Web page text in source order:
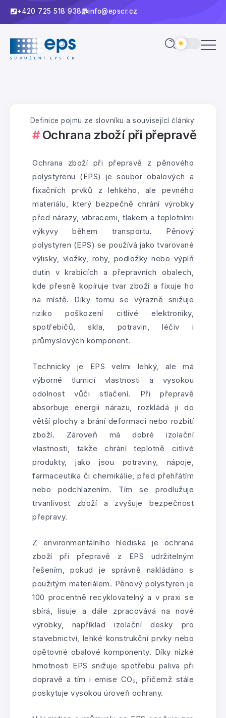
+420 725 518 938 info@epscr.cz
Definice pojmu ze slovníku a související články:
Ochrana zboží při přepravě
Ochrana zboží při přepravě z pěnového
polystyrenu (EPS) je soubor obalových a
fixačních prvků z lehkého, ale pevného
materiálu, který bezpečně chrání výrobky
před nárazy, vibracemi, tlakem a teplotními
výkyvy během transportu. Pěnový
polystyren (EPS) se používá jako tvarované
výlisky, vložky, rohy, podložky nebo výplň
dutin v krabicích a přepravních obalech,
kde přesně kopíruje tvar zboží a fixuje ho
na místě. Díky tomu se výrazně snižuje
riziko poškození citlivé elektroniky,
spotřebičů, skla, potravin, léčiv i
průmyslových komponent.
Technicky je EPS velmi lehký, ale má
výborné tlumicí vlastnosti a vysokou
odolnost vůči stlačení. Při přepravě
absorbuje energii nárazu, rozkládá ji do
větší plochy a brání deformaci nebo rozbití
zboží. Zároveň má dobré izolační
vlastnosti, takže chrání teplotně citlivé
produkty, jako jsou potraviny, nápoje,
farmaceutika či chemikálie, před přehřátím
nebo podchlazením. Tím se prodlužuje
trvanlivost zboží a zvyšuje bezpečnost
přepravy.
Z environmentálního hlediska je ochrana
zboží při přepravě z EPS udržitelným
řešením, pokud je správně nakládáno s
použitým materiálem. Pěnový polystyren je
100 procentně recyklovatelný a v praxi se
sbírá, lisuje a dále zpracovává na nové
výrobky, například izolační desky pro
stavebnictví, lehké konstrukční prvky nebo
opětovné obalové komponenty. Díky nízké
hmotnosti EPS snižuje spotřebu paliva při
dopravě a tím i emise CO₂, přičemž stále
poskytuje vysokou úroveň ochrany.